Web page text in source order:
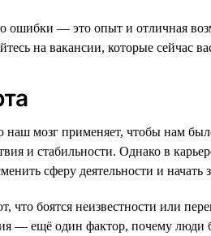
ошибки — это опыт и отличная
на вакансии, которые сейчас
мозг применяет, чтобы нам
и стабильности. Однако в
сферу деятельности и начать
что боятся неизвестности или
— ещё один фактор, почему люди